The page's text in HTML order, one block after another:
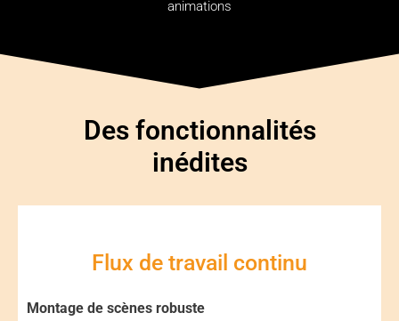
animations
Des fonctionnalités
inédites
Flux de travail continu
Montage de scènes robuste